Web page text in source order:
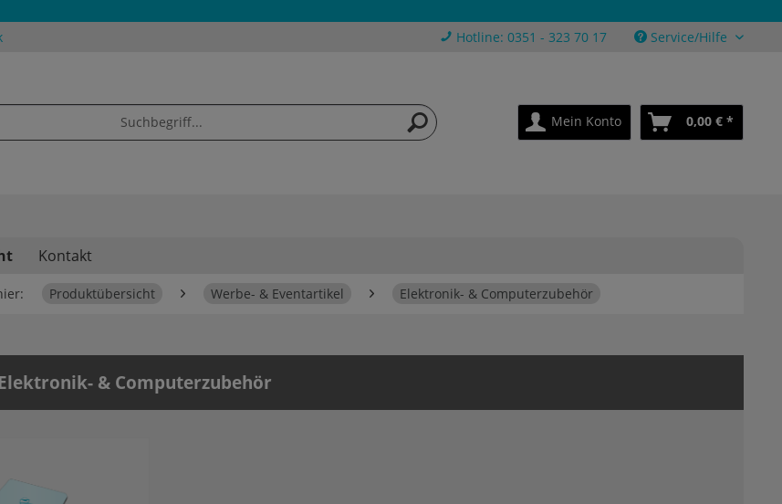
Hotline: 0351 - 323 70 17 Service/Hilfe
Mein Konto 0,00 € *
Kontakt
Produktübersicht Werbe- & Eventartikel Elektronik- & Computerzubehör
& Computerzubehör